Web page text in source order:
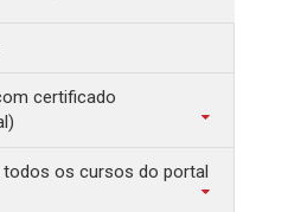
certificado
os cursos do portal